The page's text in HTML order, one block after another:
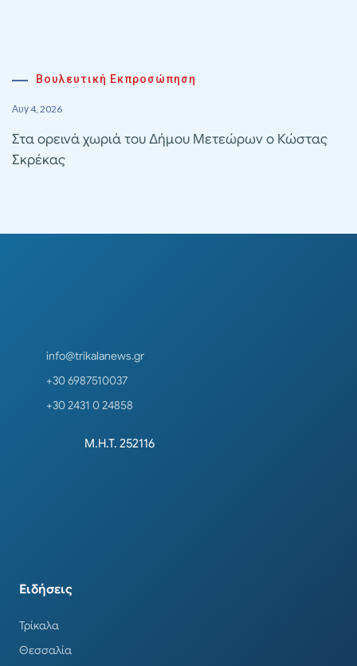
Βουλευτική Εκπροσώπηση
Αυγ 4, 2026
Στα ορεινά χωριά του Δήμου Μετεώρων ο Κώστας
Σκρέκας
info@trikalanews.gr
+30 6987510037
+30 2431 0 24858
Μ.Η.Τ. 252116
Ειδήσεις
Τρίκαλα
Θεσσαλία